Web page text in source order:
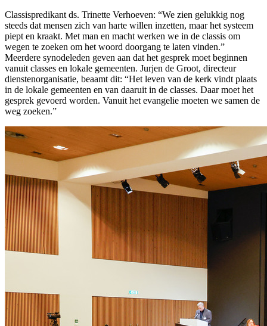
Classispredikant ds. Trinette Verhoeven: “We zien gelukkig nog
steeds dat mensen zich van harte willen inzetten, maar het systeem
piept en kraakt. Met man en macht werken we in de classis om
wegen te zoeken om het woord doorgang te laten vinden.”
Meerdere synodeleden geven aan dat het gesprek moet beginnen
vanuit classes en lokale gemeenten. Jurjen de Groot, directeur
dienstenorganisatie, beaamt dit: “Het leven van de kerk vindt plaats
in de lokale gemeenten en van daaruit in de classes. Daar moet het
gesprek gevoerd worden. Vanuit het evangelie moeten we samen de
weg zoeken.”